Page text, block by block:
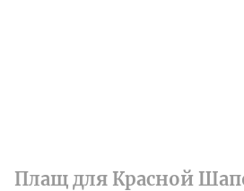
Плащ для Красной